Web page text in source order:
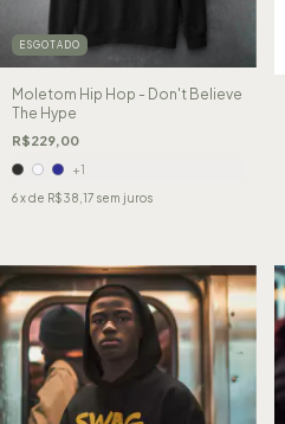
ESGOTADO
Moletom Hip Hop - Don't Believe
The Hype
R$229,00
+1
6x de R$38,17 sem juros